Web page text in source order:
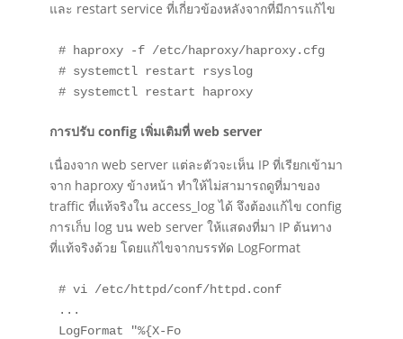
และ restart service ที่เกี่ยวข้องหลังจากที่มีการแก้ไข
# haproxy -f /etc/haproxy/haproxy.cfg
# systemctl restart rsyslog
# systemctl restart haproxy
การปรับ config เพิ่มเติมที่ web server
เนื่องจาก web server แต่ละตัวจะเห็น IP ที่เรียกเข้ามา
จาก haproxy ข้างหน้า ทำให้ไม่สามารถดูที่มาของ
traffic ที่แท้จริงใน access_log ได้ จึงต้องแก้ไข config
การเก็บ log บน web server ให้แสดงที่มา IP ต้นทาง
ที่แท้จริงด้วย โดยแก้ไขจากบรรทัด LogFormat
# vi /etc/httpd/conf/httpd.conf
...
LogFormat "%{X-Fo